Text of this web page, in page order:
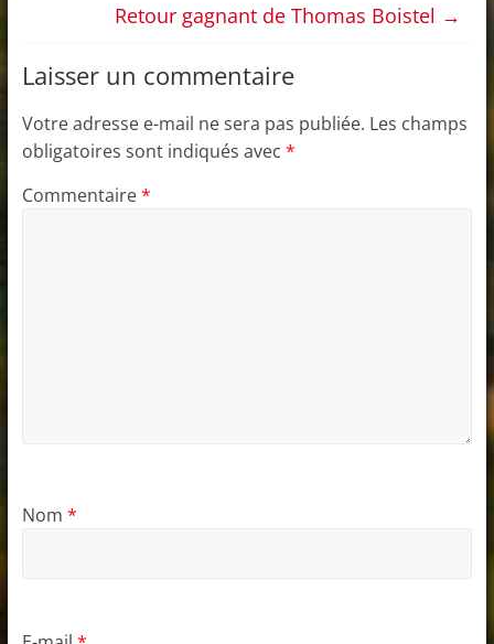
Retour gagnant de Thomas Boistel →
Laisser un commentaire
Votre adresse e-mail ne sera pas publiée. Les champs
obligatoires sont indiqués avec *
Commentaire*
Nom *